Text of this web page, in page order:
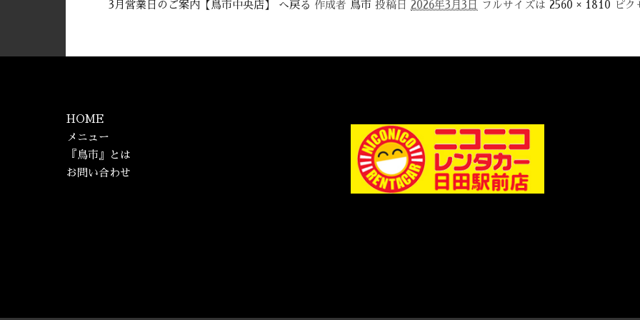
3月営業日のご案内【鳥市中央店】 へ戻る 作成者 鳥市 投稿日 2026年3月3日 フルサイズは 2560 × 1810 ピク
HOME
メニュー
『鳥市』とは
お問い合わせ